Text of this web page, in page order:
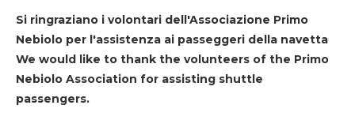
Si ringraziano i volontari dell'Associazione Primo
Nebiolo per l'assistenza ai passeggeri della navetta
We would like to thank the volunteers of the Primo
Nebiolo Association for assisting shuttle
passengers.